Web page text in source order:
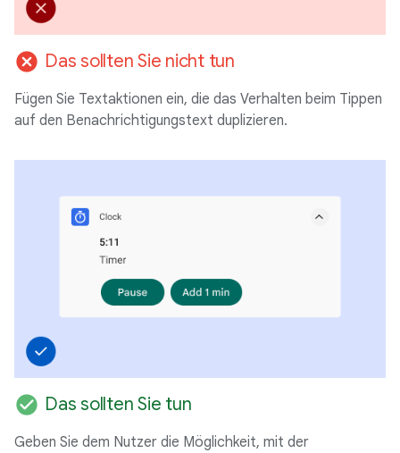
cancel Das sollten Sie nicht tun
Fügen Sie Textaktionen ein, die das Verhalten beim Tippen
auf den Benachrichtigungstext duplizieren.
check_circle Das sollten Sie tun
Geben Sie dem Nutzer die Möglichkeit, mit der